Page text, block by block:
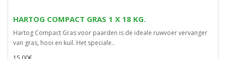
HARTOG COMPACT GRAS 1 X 18 KG.
Hartog Compact Gras voor paarden is de ideale ruwvoer vervanger
van gras, hooi en kuil. Het speciale..